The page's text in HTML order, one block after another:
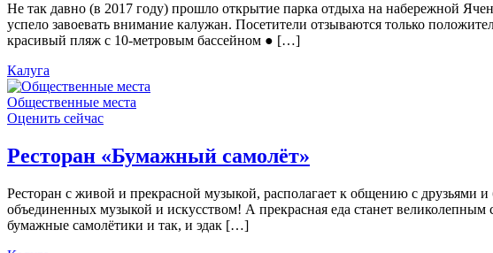
Не так давно (в 2017 году) прошло открытие парка отдыха на набережной
успело завоевать внимание калужан. Посетители отзываются только
красивый пляж с 10-метровым бассейном ● […]
Калуга
Общественные места
Оценить сейчас
Ресторан «Бумажный самолёт»
Ресторан с живой и прекрасной музыкой, располагает к общению с
объединенных музыкой и искусством! А прекрасная еда станет
бумажные самолётики и так, и эдак […]